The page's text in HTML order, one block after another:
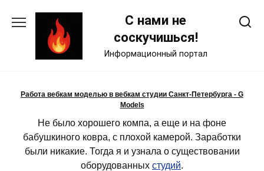
С нами не
соскучишься!
Информационный портал
Работа вебкам моделью в вебкам студии Санкт-Петербурга - G
Models
Не было хорошего компа, а еще и на фоне
бабушкиного ковра, с плохой камерой. Заработки
были никакие. Тогда я и узнала о существовании
оборудованных студий.